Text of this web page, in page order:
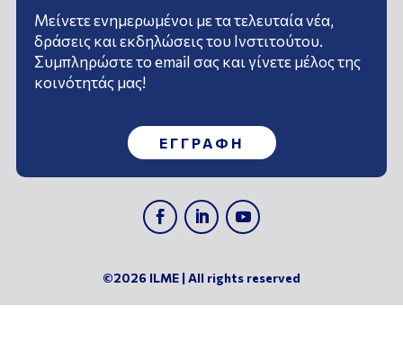
Μείνετε ενημερωμένοι με τα τελευταία νέα,
δράσεις και εκδηλώσεις του Ινστιτούτου.
Συμπληρώστε το email σας και γίνετε μέλος της
κοινότητάς μας!
ΕΓΓΡΑΦΗ
©2026 ILME | All rights reserved